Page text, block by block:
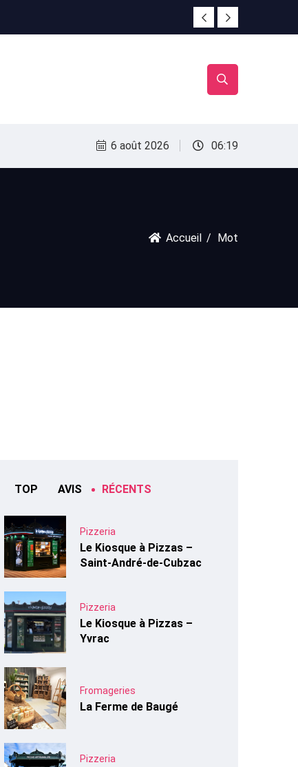
6 août 2026 06:19
Accueil Mot
TOP AVIS RÉCENTS
Pizzeria
Le Kiosque à Pizzas –
Saint-André-de-Cubzac
Pizzeria
Le Kiosque à Pizzas –
Yvrac
Fromageries
La Ferme de Baugé
Pizzeria